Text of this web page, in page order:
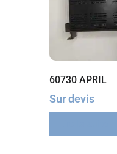
60730 APRIL
Sur devis